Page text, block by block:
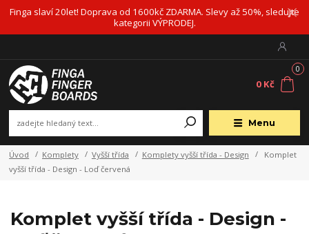
Finga slaví 20let! Doprava od 1600kč ZDARMA. Slevy až 50%, sledujte
kategorii VÝPRODEJ.
Menu
0
0 Kč
Úvod Komplety Vyšší třída Komplety vyšší třída - Design
Komplet
vyšší třída - Design - Loď červená
Komplet vyšší třída - Design -